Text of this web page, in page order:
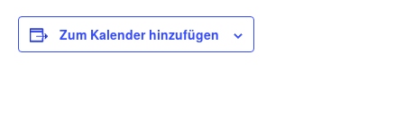
Zum Kalender hinzufügen